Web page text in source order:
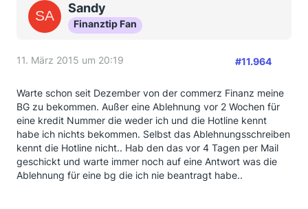
Sandy
Finanztip Fan
11. März 2015 um 20:19 #11.964
Warte schon seit Dezember von der commerz Finanz meine
BG zu bekommen. Außer eine Ablehnung vor 2 Wochen für
eine kredit Nummer die weder ich und die Hotline kennt
habe ich nichts bekommen. Selbst das Ablehnungsschreiben
kennt die Hotline nicht.. Hab den das vor 4 Tagen per Mail
geschickt und warte immer noch auf eine Antwort was die
Ablehnung für eine bg die ich nie beantragt habe..